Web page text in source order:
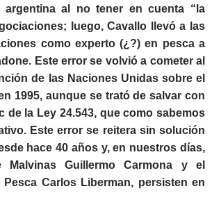
argentina al no tener en cuenta “la
luego, Cavallo llevó a las
como experto (¿?) en pesca a
Este error se volvió a cometer al
de las Naciones Unidas sobre el
1995, aunque se trató de salvar con
de la Ley 24.543, que como sabemos
Este error se reitera sin solución
hace 40 años y, en nuestros días,
Malvinas Guillermo Carmona y el
Carlos Liberman, persisten en